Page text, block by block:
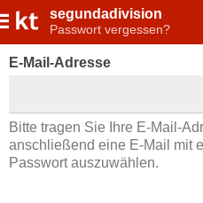
segundadivision
Passwort vergessen?
E-Mail-Adresse
Bitte tragen Sie Ihre E-Mail-
anschließend eine E-Mail mit
Passwort auszuwählen.